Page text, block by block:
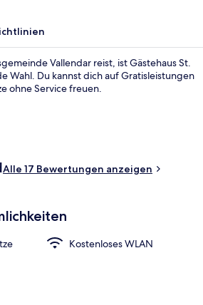
Vallendar reist, ist Gästehaus St.
Wahl. Du kannst dich auf Gratisleistungen
ohne Service freuen.
Alle 17 Bewertungen anzeigen
Kostenloses WLAN